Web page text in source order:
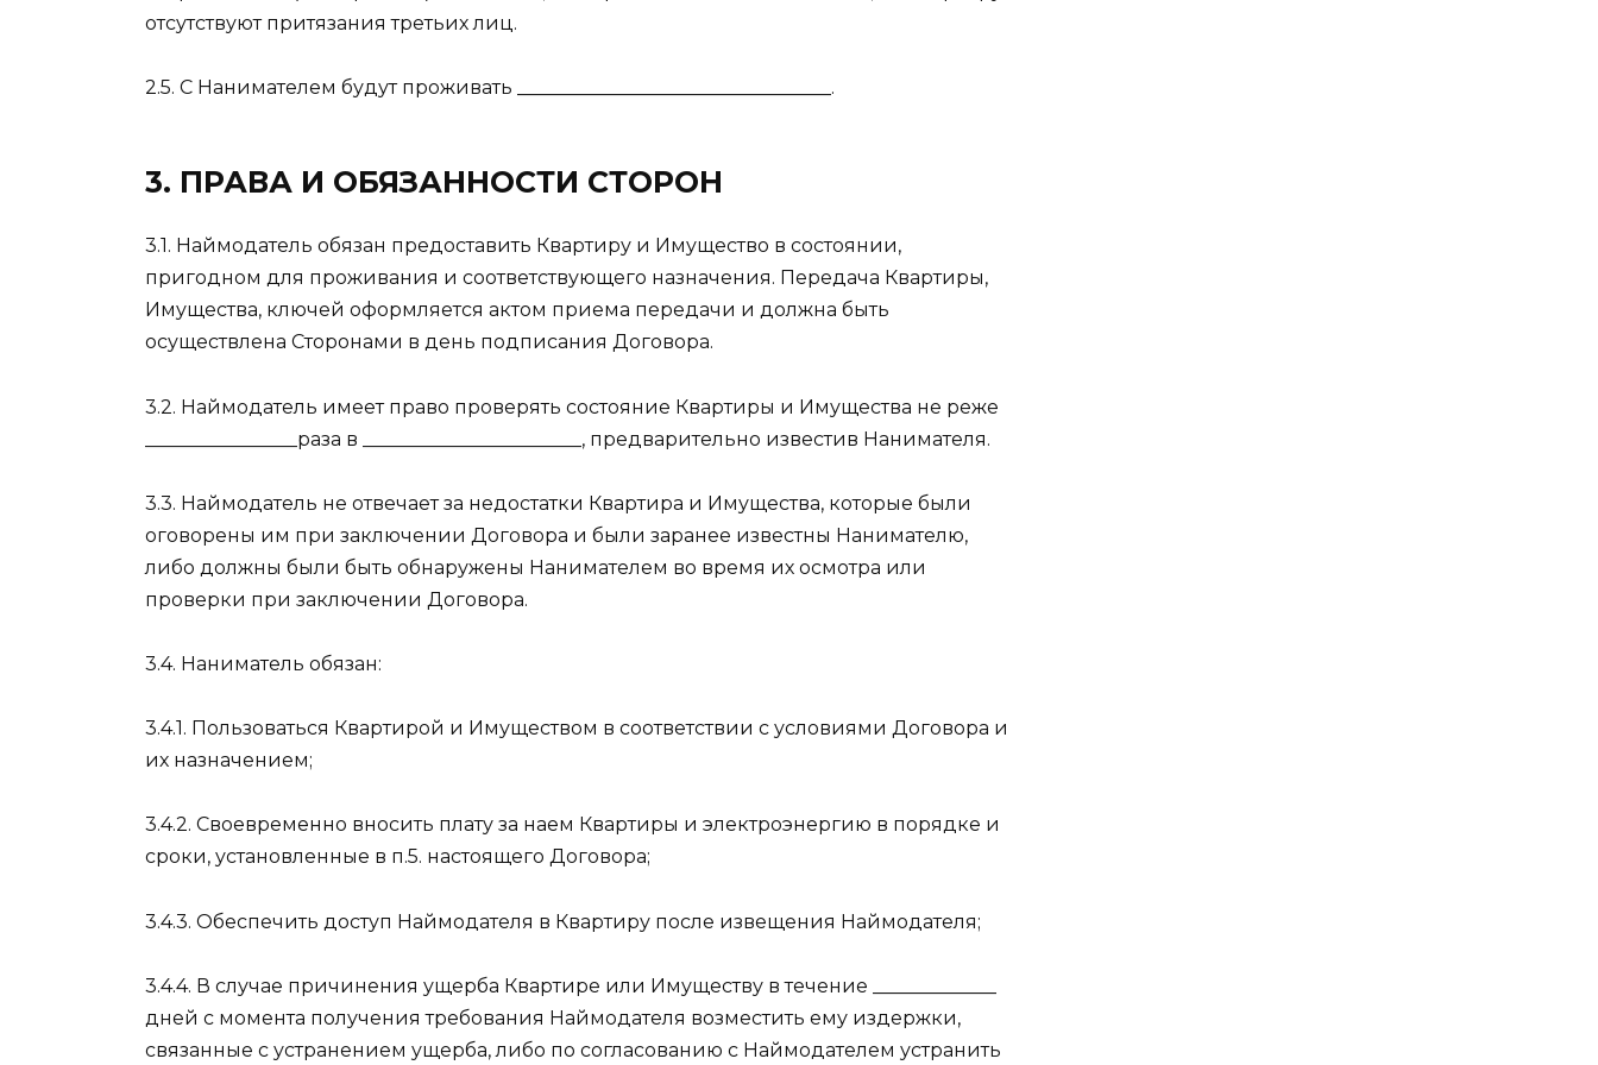
отсутствуют притязания третьих лиц.
2.5. С Нанимателем будут проживать _________________________________.
3. ПРАВА И ОБЯЗАННОСТИ СТОРОН
3.1. Наймодатель обязан предоставить Квартиру и Имущество в состоянии,
пригодном для проживания и соответствующего назначения. Передача Квартиры,
Имущества, ключей оформляется актом приема передачи и должна быть
осуществлена Сторонами в день подписания Договора.
3.2. Наймодатель имеет право проверять состояние Квартиры и Имущества не реже
________________раза в _______________________, предварительно известив Нанимателя.
3.3. Наймодатель не отвечает за недостатки Квартира и Имущества, которые были
оговорены им при заключении Договора и были заранее известны Нанимателю,
либо должны были быть обнаружены Нанимателем во время их осмотра или
проверки при заключении Договора.
3.4. Наниматель обязан:
3.4.1. Пользоваться Квартирой и Имуществом в соответствии с условиями Договора и
их назначением;
3.4.2. Своевременно вносить плату за наем Квартиры и электроэнергию в порядке и
сроки, установленные в п.5. настоящего Договора;
3.4.3. Обеспечить доступ Наймодателя в Квартиру после извещения Наймодателя;
3.4.4. В случае причинения ущерба Квартире или Имуществу в течение _____________
дней с момента получения требования Наймодателя возместить ему издержки,
связанные с устранением ущерба, либо по согласованию с Наймодателем устранить